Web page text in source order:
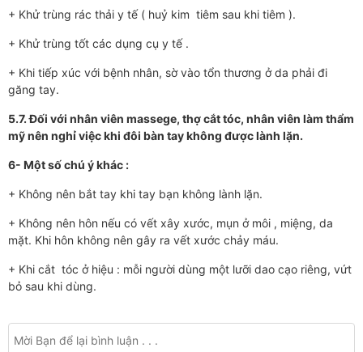
+ Khử trùng rác thải y tế ( huỷ kim tiêm sau khi tiêm ).
+ Khử trùng tốt các dụng cụ y tế .
+ Khi tiếp xúc với bệnh nhân, sờ vào tổn thư­ơng ở da phải đi
găng tay.
5.7. Đối với nhân viên massege, thợ cắt tóc, nhân viên làm thẩm
mỹ nên nghỉ việc khi đôi bàn tay không đ­ược lành lặn.
6- Một số chú ý khác :
+ Không nên bắt tay khi tay bạn không lành lặn.
+ Không nên hôn nếu có vết xây x­ước, mụn ở môi , miệng, da
mặt. Khi hôn không nên gây ra vết x­ước chảy máu.
+ Khi cắt tóc ở hiệu : mỗi ngư­ời dùng một l­ưỡi dao cạo riêng, vứt
bỏ sau khi dùng.